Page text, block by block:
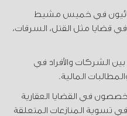
في خميس مشيط
قضايا مثل القتل، السرقات،
بين الشركات والأفراد في
المالية.
في القضايا العقارية
تسوية المنازعات المتعلقة